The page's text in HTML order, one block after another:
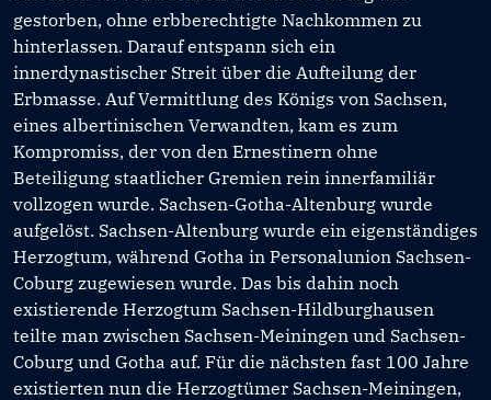
gestorben, ohne erbberechtigte Nachkommen zu
hinterlassen. Darauf entspann sich ein
innerdynastischer Streit über die Aufteilung der
Erbmasse. Auf Vermittlung des Königs von Sachsen,
eines albertinischen Verwandten, kam es zum
Kompromiss, der von den Ernestinern ohne
Beteiligung staatlicher Gremien rein innerfamiliär
vollzogen wurde. Sachsen-Gotha-Altenburg wurde
aufgelöst. Sachsen-Altenburg wurde ein eigenständiges
Herzogtum, während Gotha in Personalunion Sachsen-
Coburg zugewiesen wurde. Das bis dahin noch
existierende Herzogtum Sachsen-Hildburghausen
teilte man zwischen Sachsen-Meiningen und Sachsen-
Coburg und Gotha auf. Für die nächsten fast 100 Jahre
existierten nun die Herzogtümer Sachsen-Meiningen,